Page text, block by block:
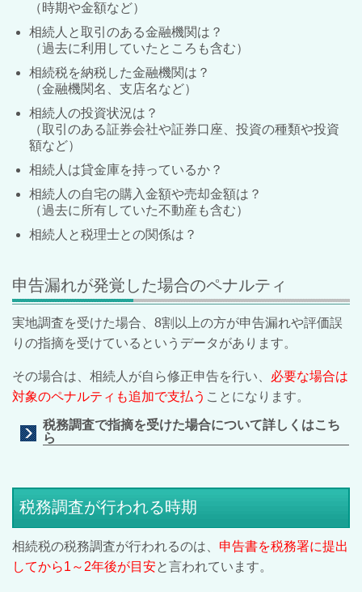
（時期や金額など）
相続人と取引のある金融機関は？
（過去に利用していたところも含む）
相続税を納税した金融機関は？
（金融機関名、支店名など）
相続人の投資状況は？
（取引のある証券会社や証券口座、投資の種類や投資
額など）
相続人は貸金庫を持っているか？
相続人の自宅の購入金額や売却金額は？
（過去に所有していた不動産も含む）
相続人と税理士との関係は？
申告漏れが発覚した場合のペナルティ
実地調査を受けた場合、8割以上の方が申告漏れや評価誤
りの指摘を受けているというデータがあります。
その場合は、相続人が自ら修正申告を行い、 必要な場合は
対象のペナルティも追加で支払う ことになります。
税務調査で指摘を受けた場合について詳しくはこち
ら
税務調査が行われる時期
相続税の税務調査が行われるのは、 申告書を税務署に提出
してから1～2年後が目安と言われています。